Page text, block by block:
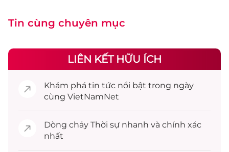
Tin cùng chuyên mục
LIÊN KẾT HỮU ÍCH
Khám phá tin tức nổi bật trong ngày
cùng VietNamNet
Dòng chảy Thời sự nhanh và chính xác
nhất